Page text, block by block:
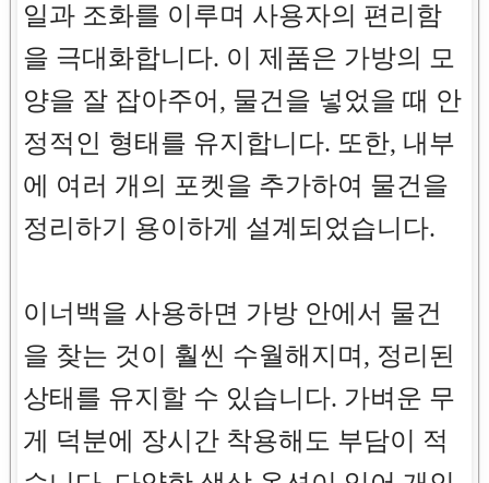
일과 조화를 이루며 사용자의 편리함
을 극대화합니다. 이 제품은 가방의 모
양을 잘 잡아주어, 물건을 넣었을 때 안
정적인 형태를 유지합니다. 또한, 내부
에 여러 개의 포켓을 추가하여 물건을
정리하기 용이하게 설계되었습니다.
이너백을 사용하면 가방 안에서 물건
을 찾는 것이 훨씬 수월해지며, 정리된
상태를 유지할 수 있습니다. 가벼운 무
게 덕분에 장시간 착용해도 부담이 적